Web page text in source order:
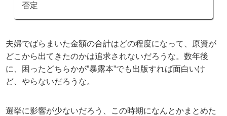
否定
夫婦でばらまいた金額の合計はどの程度になって、原資が
どこから出てきたのかは追求されないだろうな。数年後
に、困ったどちらかが”暴露本”でも出版すれば面白いけ
ど、やらないだろうな。
選挙に影響が少ないだろう、この時期になんとかまとめた